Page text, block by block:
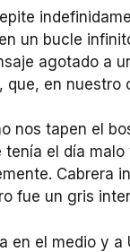
un bucle
agotado a
que, en nuestro
nos tapen el
tenía el día
Cabrera
fue un gris
en el medio y